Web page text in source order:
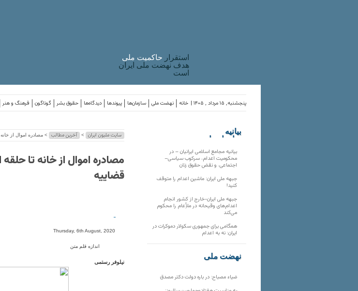
استقرار حاکميت ملی
هدف نهضت ملی ایران
است
فرهنگ و هنر گوناگون حقوق بشر دیدگاه‌ها پیوندها سازمان‌ها نهضت ملی خانه پنجشنبه, ۱۵ مرداد , ۱۴۰۵ |
سایت ملیون ایران > آخرین مطالب > مصادره اموال از خانه تا حلقه
قضاییه
-
Thursday, 6th August, 2020
اندازه قلم متن
نیلوفر رستمی
بیانیه
سازمان‌های
بیانیه مجامع اسلامی ایرانیان – در
محکومیت اعدام، سرکوب سیاسی–
اجتماعی، و نقض حقوق زنان
جبهه ملی ایران: ماشین اعدام را متوقف
کنید!
جبهه ملی ایران-خارج از کشور انجام
اعدام‌های وقیحانه در ملأِعام را محکوم
می‌کند
همگامی برای جمهوری سکولار دموکرات در
ایران: نه به اعدام
نهضت ملی
ضیاء مصباح: در باره دولت دکتر مصدق